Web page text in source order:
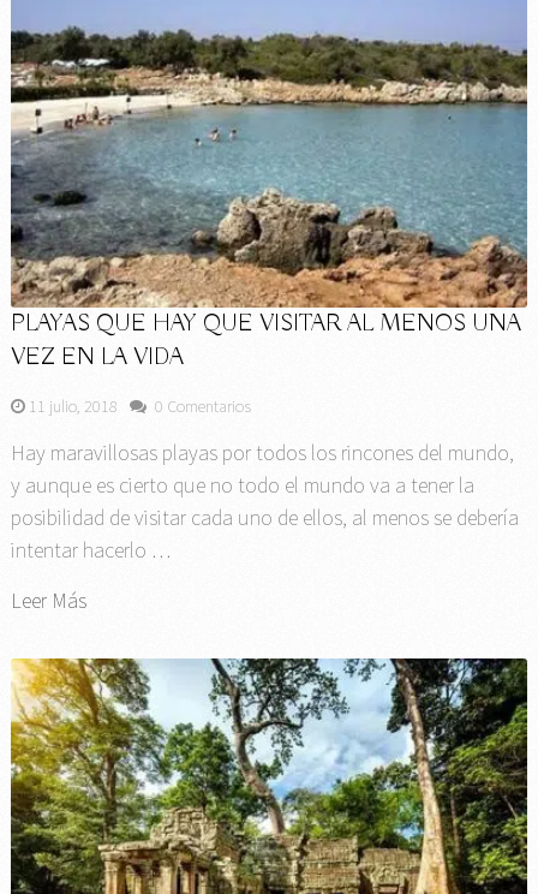
PLAYAS QUE HAY QUE VISITAR AL MENOS UNA
VEZ EN LA VIDA
11 julio, 2018 0 Comentarios
Hay maravillosas playas por todos los rincones del mundo,
y aunque es cierto que no todo el mundo va a tener la
posibilidad de visitar cada uno de ellos, al menos se debería
intentar hacerlo …
Leer Más